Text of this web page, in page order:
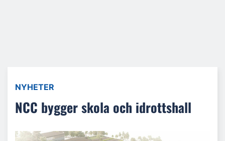
NYHETER
NCC bygger skola och idrottshall